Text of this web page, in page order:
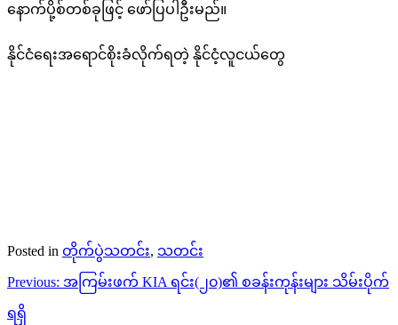
နောက်ပို့စ်တစ်ခုဖြင့် ဖော်ပြပါဦးမည်။
နိုင်ငံရေးအရောင်စိုးခံလိုက်ရတဲ့ နိုင်ငံ့လူငယ်တွေ
Posted in တိုက်ပွဲသတင်း, သတင်း
Post
navigation
Previous: အကြမ်းဖက် KIA ရင်း(၂၀)၏ စခန်းကုန်းများ သိမ်းပိုက်
ရရှိ